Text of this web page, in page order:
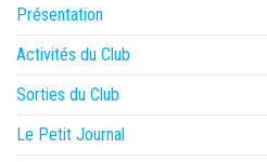
Présentation
Activités du Club
Sorties du Club
Le Petit Journal